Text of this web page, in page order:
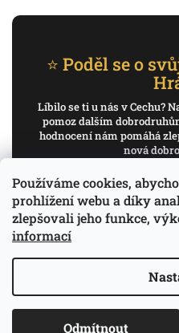
Používáme cookies,
prohlížení webu a díky
zlepšovali jeho funkce,
informací
Odmítnout
⭐ Poděl se o
Líbilo se ti u nás v Cechu?
pomoz dalším
hodnocení nám pomáhá
nová
✍️ Napiš
Děkujeme, že pomáháš
Vytvořil ShoptetCopyright